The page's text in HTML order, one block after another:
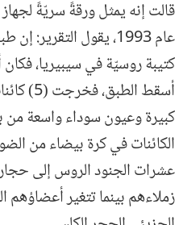
عام 1993، يقول
كتيبة روسيّة في سيبيريا،
أسقط
كبيرة وعيون سوداء واسعة
الكائنات في كرة بيضاء من
عشرات الجنود الروس إلى
زملاءهم بينما تتغير أعضاؤهم